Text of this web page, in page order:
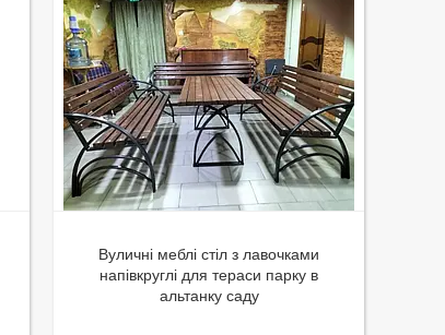
Вуличні меблі стіл з лавочками
напівкруглі для тераси парку в
альтанку саду